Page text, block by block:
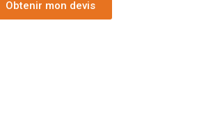
Obtenir mon devis